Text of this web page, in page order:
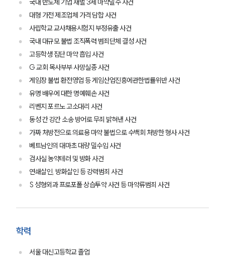
국내 반도체 기업 재벌 3세 마약밀수 사건
대형 가전 제조업체 가격 담합 사건
사립학교 교사채용시험지 부정유출 사건
국내 대규모 불법 조직폭력 범죄단체 결성 사건
고등학생 집단 마약 흡입 사건
G 교회 목사부부 사망실종 사건
게임장 불법 환전영업 등 게임산업진흥에관한법률위반 사건
유명 배우에 대한 명예훼손 사건
리벤지 포르노 고소대리 사건
동성 간 강간 소송 방어로 무죄 밝혀낸 사건
가짜 처방전으로 의료용 마약 불법으로 수백회 처방한 형사 사건
베트남인의 대마초 대량 밀수입 사건
검사실 농약테러 및 방화 사건
연쇄살인, 방화살인 등 강력범죄 사건
S 성형외과 프로포폴 상습투약 사건 등 마약류범죄 사건
학력
서울 대신고등학교 졸업